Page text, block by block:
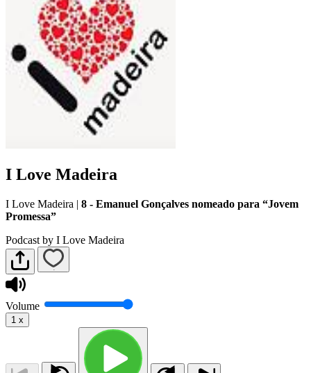
I Love Madeira
I Love Madeira | 8 - Emanuel Gonçalves nomeado para “Jovem
Promessa”
Podcast by I Love Madeira
Volume
1 x